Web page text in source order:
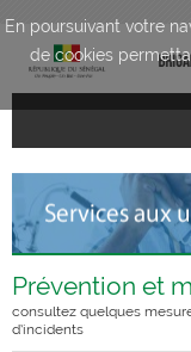
En poursuivant votre
de cookies
Prévention et
consultez quelques
d’incidents